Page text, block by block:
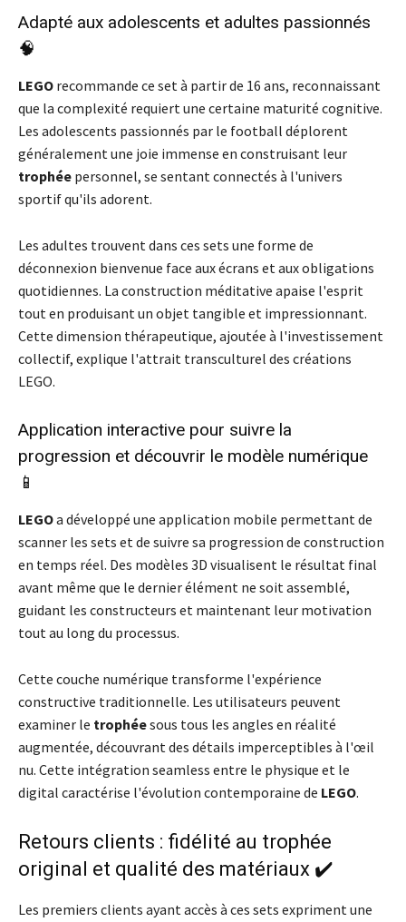
Adapté aux adolescents et adultes passionnés
🧠
LEGO recommande ce set à partir de 16 ans, reconnaissant
que la complexité requiert une certaine maturité cognitive.
Les adolescents passionnés par le football déplorent
généralement une joie immense en construisant leur
trophée personnel, se sentant connectés à l'univers
sportif qu'ils adorent.
Les adultes trouvent dans ces sets une forme de
déconnexion bienvenue face aux écrans et aux obligations
quotidiennes. La construction méditative apaise l'esprit
tout en produisant un objet tangible et impressionnant.
Cette dimension thérapeutique, ajoutée à l'investissement
collectif, explique l'attrait transculturel des créations
LEGO.
Application interactive pour suivre la
progression et découvrir le modèle numérique
📱
LEGOa développé une application mobile permettant de
scanner les sets et de suivre sa progression de construction
en temps réel. Des modèles 3D visualisent le résultat final
avant même que le dernier élément ne soit assemblé,
guidant les constructeurs et maintenant leur motivation
tout au long du processus.
Cette couche numérique transforme l'expérience
constructive traditionnelle. Les utilisateurs peuvent
examiner le trophéesous tous les angles en réalité
augmentée, découvrant des détails imperceptibles à l'œil
nu. Cette intégration seamless entre le physique et le
digital caractérise l'évolution contemporaine de LEGO.
Retours clients : fidélité au trophée
original et qualité des matériaux ✔️
Les premiers clients ayant accès à ces sets expriment une